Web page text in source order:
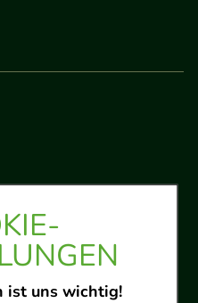
ist uns wichtig!